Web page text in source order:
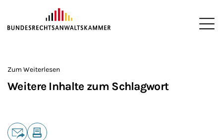
ZUM HAUPTINHALT SPRINGEN
Zum Weiterlesen
Weitere Inhalte zum Schlagwort
Teilen